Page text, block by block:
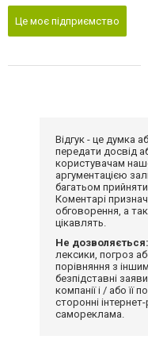
Це моє підприємство
Відгук - це думка
передати досвід
користувачам
аргументацією
багатьом
Коментарі
обговорення, а
цікавлять.
Не дозволяється:
лексики, погроз
порівняння з
безпідставні
компанії і / або її
сторонні
самореклама.